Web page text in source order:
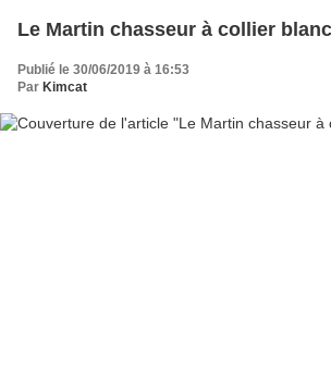
Le Martin chasseur à collier blanc
Publié le 30/06/2019 à 16:53
Par Kimcat